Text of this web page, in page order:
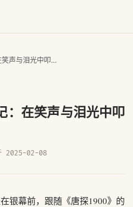
《唐探1900》观影札记：在笑声与泪光中叩问历史
：在笑声与泪光中叩
2025-02-08
银幕前，跟随《唐探1900》的